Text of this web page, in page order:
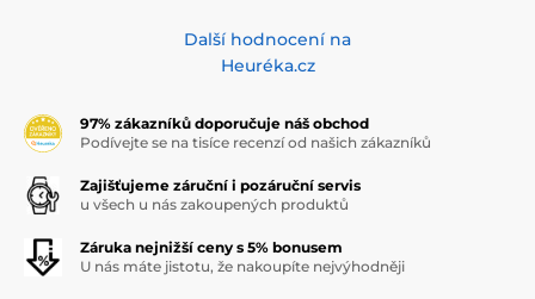
Další hodnocení na
Heuréka.cz
97% zákazníků doporučuje náš obchod
Podívejte se na tisíce recenzí od našich zákazníků
Zajišťujeme záruční i pozáruční servis
u všech u nás zakoupených produktů
Záruka nejnižší ceny s 5% bonusem
U nás máte jistotu, že nakoupíte nejvýhodněji